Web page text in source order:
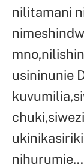
nilitamani
usininunie
nihurumie…